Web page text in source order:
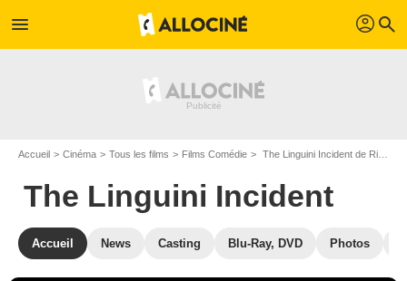
menu profil search
Accueil Cinéma Tous les films Films Comédie The Linguini Incident de Richard Shepard
The Linguini Incident
Accueil News Casting Blu-Ray, DVD Photos